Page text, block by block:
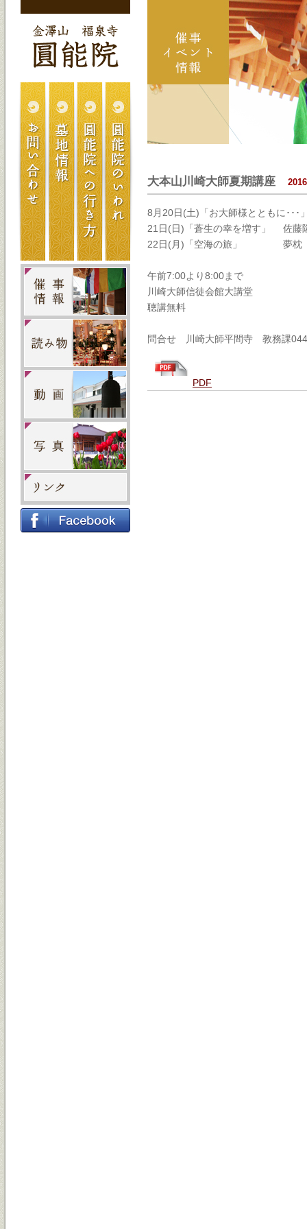
大本山川崎大師夏期講座
8月20日(土)「お大師様とともに･･
21日(日)「蒼生の幸を増す」 佐藤
22日(月)「空海の旅」 夢枕
午前7:00より8:00まで
川崎大師信徒会館大講堂
聴講無料
問合せ 川崎大師平間寺 教務課
PDF